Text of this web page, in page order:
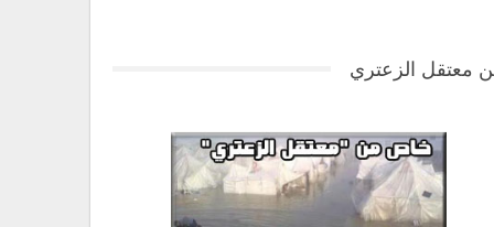
معتقل الزعتري